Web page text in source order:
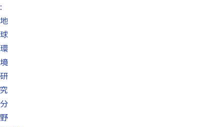
:
地
球
環
境
研
究
分
野